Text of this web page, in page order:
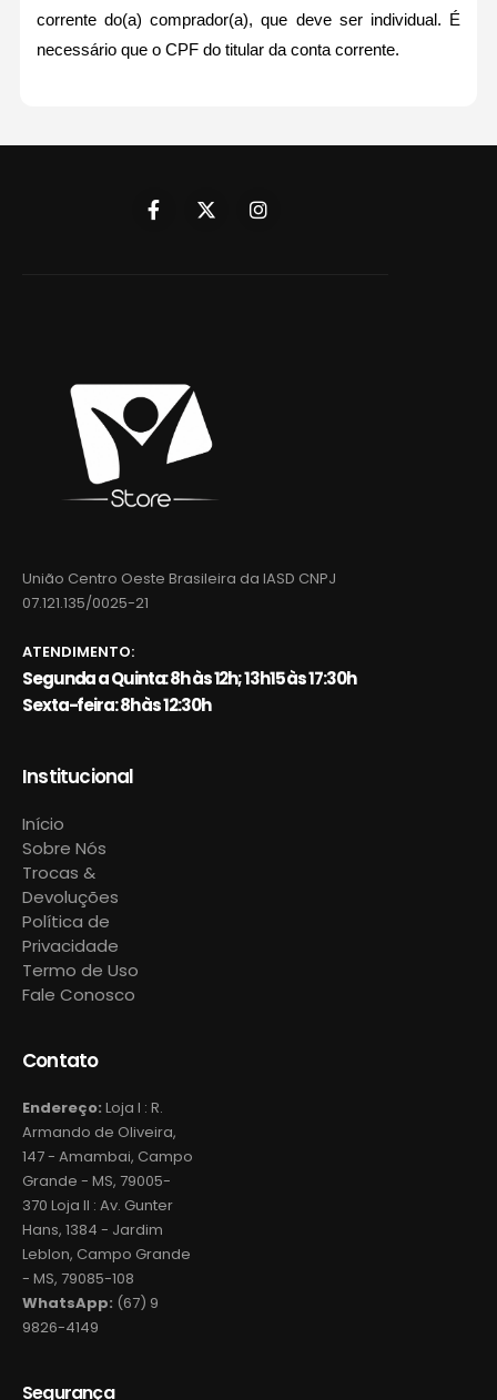
corrente do(a) comprador(a), que deve ser individual. É
necessário que o CPF do titular da conta corrente.
União Centro Oeste Brasileira da IASD CNPJ
07.121.135/0025-21
ATENDIMENTO:
Segunda a Quinta: 8h às 12h; 13h15 às 17:30h
Sexta-feira: 8h às 12:30h
Institucional
Início
Sobre Nós
Trocas &
Devoluções
Política de
Privacidade
Termo de Uso
Fale Conosco
Contato
Endereço: Loja I : R.
Armando de Oliveira,
147 - Amambai, Campo
Grande - MS, 79005-
370 Loja II : Av. Gunter
Hans, 1384 - Jardim
Leblon, Campo Grande
- MS, 79085-108
WhatsApp: (67) 9
9826-4149
Segurança